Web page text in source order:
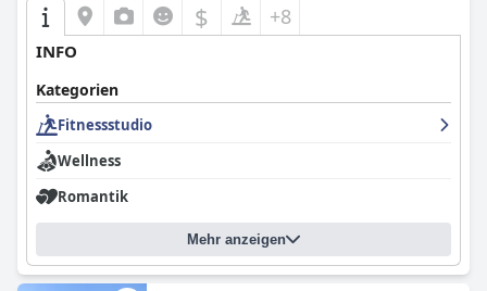
$ +8
INFO
Kategorien
Fitnessstudio
Wellness
Romantik
Mehr anzeigen